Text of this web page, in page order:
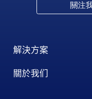
關注
解決方案
關於我们